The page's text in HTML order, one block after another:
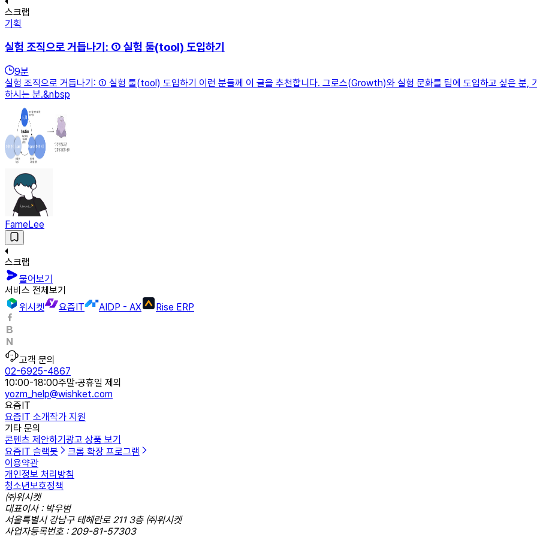
스크랩
기획
실험 조직으로 거듭나기: ① 실험 툴(tool) 도입하기
9분
실험 조직으로 거듭나기: ① 실험 툴(tool) 도입하기 이런 분들께 이 글을 추천합니다. 그로스(Growth)와 실험 문화를 팀에 도입하고 싶은 분,
하시는 분.&nbsp
FameLee
스크랩
물어보기
서비스 전체보기
위시켓
요즘IT AIDP - AX Rise ERP
고객 문의
02-6925-4867
10:00-18:00주말·공휴일 제외
yozm_help@wishket.com
요즘IT
요즘IT 소개작가 지원
기타 문의
콘텐츠 제안하기 광고 상품 보기
요즘IT 슬랙봇
크롬 확장 프로그램
이용약관
개인정보 처리방침
청소년보호정책
㈜위시켓
대표이사 : 박우범
서울특별시 강남구 테헤란로 211 3층 ㈜위시켓
사업자등록번호 : 209-81-57303